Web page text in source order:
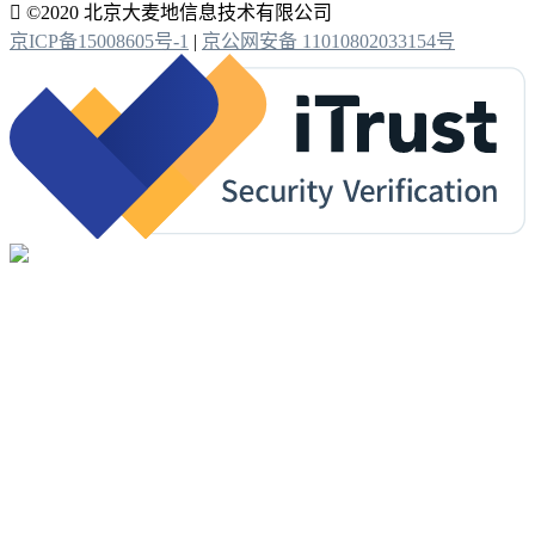
 ©2020 北京大麦地信息技术有限公司
京ICP备15008605号-1 | 京公网安备 11010802033154号